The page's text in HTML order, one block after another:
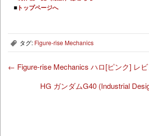
■ トップページへ
, タグ: Figure-rise Mechanics
← Figure-rise Mechanics ハロ[ピンク] レ
HG ガンダムG40 (Industrial